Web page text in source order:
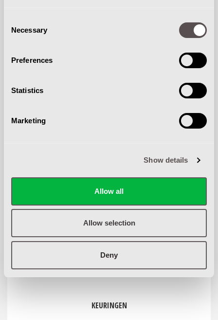
Selection
Necessary
Preferences
Statistics
Marketing
Show details
Allow all
Allow selection
Deny
Reparaties van reinigingmachines worden met
zorg uitgevoerd door onze monteurs met
huren ook verschillende mogelijkheden
reinigingmachines te leasen.
KEURINGEN